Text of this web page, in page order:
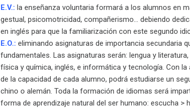
E.V.: la enseñanza voluntaria formará a los alumnos en
gestual, psicomotricidad, compañerismo… debiendo
en inglés para que la familiarización con este segundo
E.O.: eliminando asignaturas de importancia secundaria
fundamentales. Las asignaturas serán: lengua y
física y química, inglés, e informática y tecnología. Con
de la capacidad de cada alumno, podrá estudiarse un
chino o alemán. Toda la formación de idiomas será
forma de aprendizaje natural del ser humano: escucha >